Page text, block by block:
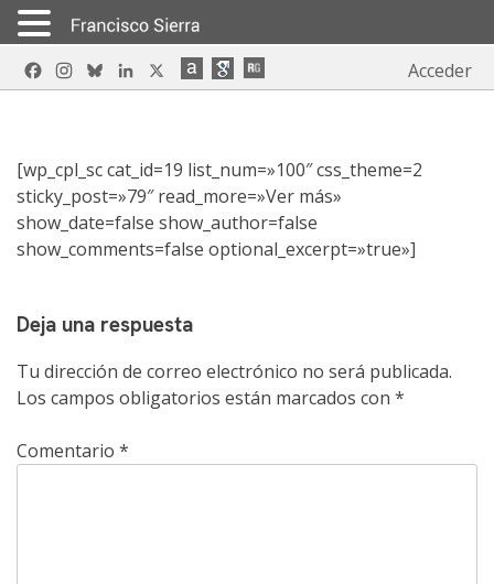
Skip
to
FacebookInstagram
BlueskyLinkedIn Acceder
[wp_cpl_sc cat_id=19 list_num=»100″ css_theme=2
sticky_post=»79″ read_more=»Ver más»
show_date=false show_author=false
show_comments=false optional_excerpt=»true»]
Deja una respuesta
Tu dirección de correo electrónico no será publicada.
Los campos obligatorios están marcados con *
Comentario *